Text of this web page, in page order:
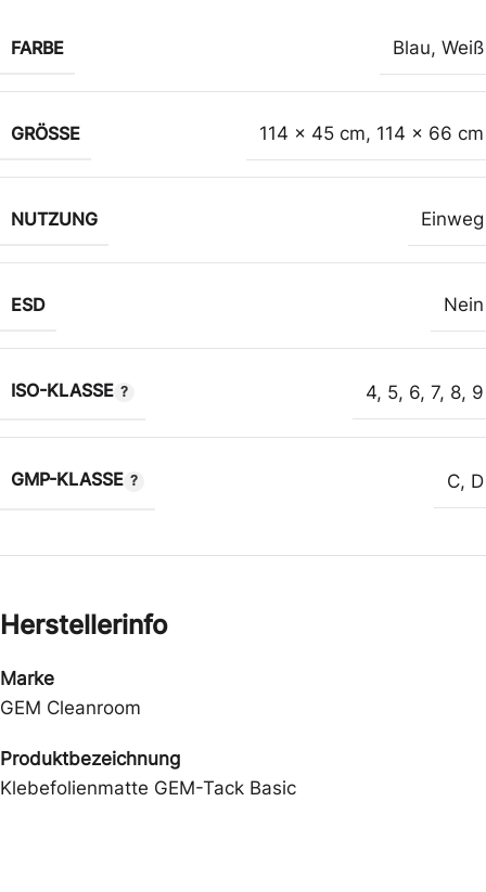
FARBE Blau, Weiß
GRÖSSE 114 x 45 cm, 114 x 66 cm
NUTZUNG Einweg
ESD Nein
ISO-KLASSE 4, 5, 6, 7, 8, 9
GMP-KLASSE C, D
Herstellerinfo
Marke
GEM Cleanroom
Produktbezeichnung
Klebefolienmatte GEM-Tack Basic